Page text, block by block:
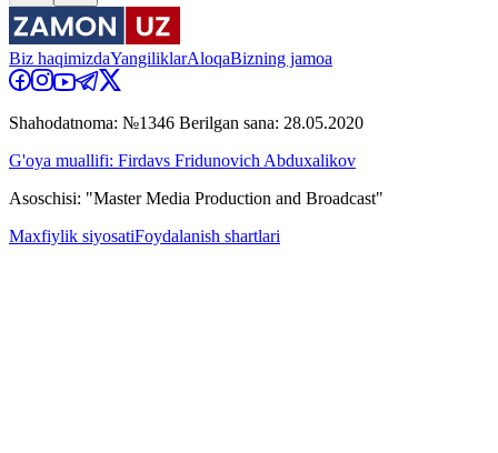
Biz haqimizdaYangiliklarAloqaBizning jamoa
Shahodatnoma: №1346 Berilgan sana: 28.05.2020
G'oya muallifi: Firdavs Fridunovich Abduxalikov
Asoschisi: "Master Media Production and Broadcast"
Maxfiylik siyosatiFoydalanish shartlari